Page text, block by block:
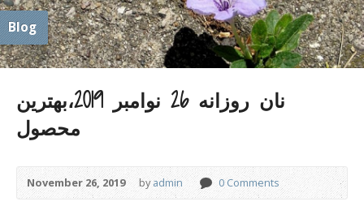
Blog
نان روزانه 26 نوامبر 2019،بهترین
محصول
November 26, 2019 byadmin 0 Comments